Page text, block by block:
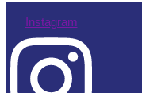
Instagram